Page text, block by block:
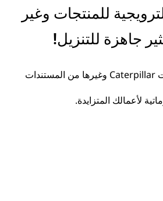
للمنتجات وغير
جاهزة للتنزيل!
تتوفر كتيبات منتجات Caterpillar وغيرها من المستندات
لأعمالك المتزايدة.